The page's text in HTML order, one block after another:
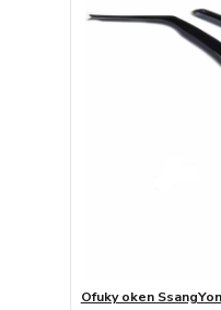
Ofuky oken